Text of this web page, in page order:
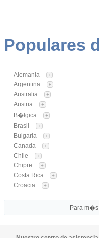
Populares
Alemania +
Argentina +
Australia +
Austria +
B�lgica +
Brasil +
Bulgaria +
Canada +
Chile +
Chipre +
Costa Rica +
Croacia +
Para m�s